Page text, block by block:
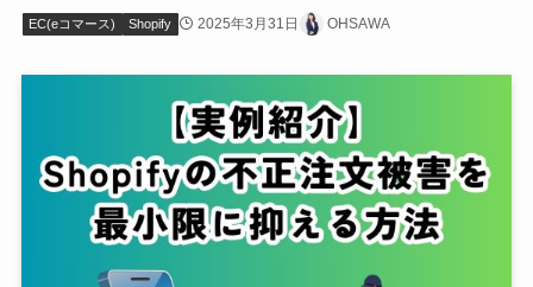
EC(eコマース) Shopify 2025年3月31日 OHSAWA